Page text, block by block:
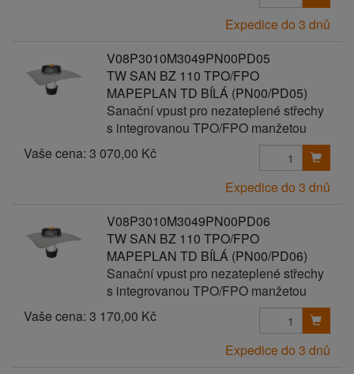
Expedice do 3 dnů
V08P3010M3049PN00PD05
TW SAN BZ 110 TPO/FPO
MAPEPLAN TD BÍLÁ (PN00/PD05)
Sanační vpust pro nezateplené střechy
s integrovanou TPO/FPO manžetou
Vaše cena: 3 070,00 Kč
Expedice do 3 dnů
V08P3010M3049PN00PD06
TW SAN BZ 110 TPO/FPO
MAPEPLAN TD BÍLÁ (PN00/PD06)
Sanační vpust pro nezateplené střechy
s integrovanou TPO/FPO manžetou
Vaše cena: 3 170,00 Kč
Expedice do 3 dnů